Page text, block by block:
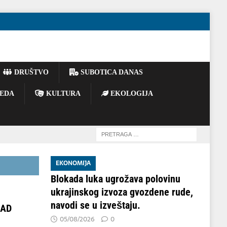
DRUŠTVO SUBOTICA DANAS
KULTURA EKOLOGIJA
EKONOMIJA
Blokada luka ugrožava polovinu
ukrajinskog izvoza gvozdene rude,
navodi se u izveštaju.
05/08/2026 0